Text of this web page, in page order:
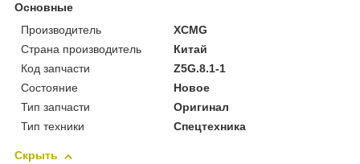
Основные
Производитель
XCMG
Страна производитель
Китай
Код запчасти
Z5G.8.1-1
Состояние
Новое
Тип запчасти
Оригинал
Тип техники
Спецтехника
Скрыть